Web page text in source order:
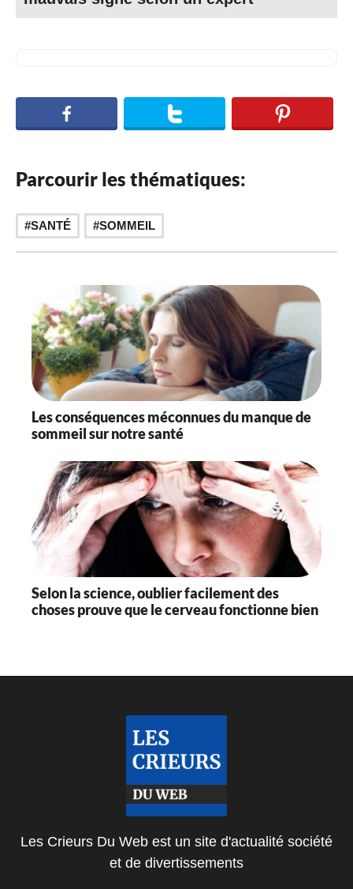
Parcourir les thématiques:
SANTÉ SOMMEIL
Les conséquences méconnues du manque de
sommeil sur notre santé
Selon la science, oublier facilement des
choses prouve que le cerveau fonctionne bien
Les Crieurs Du Web est un site d'actualité société
et de divertissements